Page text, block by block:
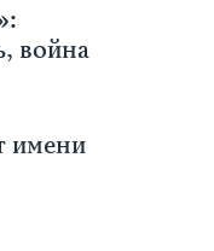
война
имени